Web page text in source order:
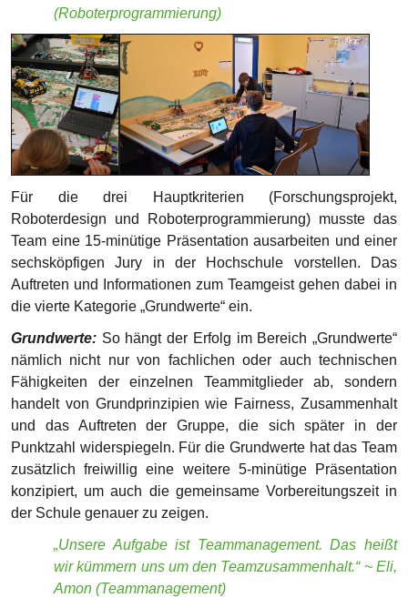
sechsköpfigen Jury in der Hochschule vorstellen. Das
die vierte Kategorie „Grundwerte“ ein.
Grundwerte: So hängt der Erfolg im Bereich „Grundwerte“
nämlich nicht nur von fachlichen oder auch technischen
Fähigkeiten der einzelnen Teammitglieder ab, sondern
handelt von Grundprinzipien wie Fairness, Zusammenhalt
und das Auftreten der Gruppe, die sich später in der
Punktzahl widerspiegeln. Für die Grundwerte hat das Team
zusätzlich freiwillig eine weitere 5-minütige Präsentation
konzipiert, um auch die gemeinsame Vorbereitungszeit in
der Schule genauer zu zeigen.
„Unsere Aufgabe ist Teammanagement. Das heißt
wir kümmern uns um den Teamzusammenhalt.“ ~ Eli,
Amon (Teammanagement)
Robot-Game: Wenn all die zuvor genannten Punkte gut
ineinandergreifen, muss man sich auch bezüglich des
Hauptevents des Wettbewerbs, dem Robot-Game, keine
Sorgen machen. Das Robot-Game ist die fünfte und letzte
Disziplin des Wettbewerbs. Es treten jeweils zwei Teams
gegeneinander an, um auf einem Tisch vorgegebene
Stationen als eine Art Parkour mit dem eigens
programmierten Roboter zu bewältigen. Dafür hat der Robo
nur 2:30 Minuten Zeit. Das Team, welches am Ende mehr
Punkte durch das Erledigen der vorgegebenen Stationen
erhält, gewinnt und ist weiter.